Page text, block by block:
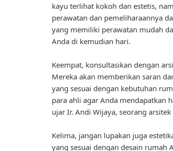
kayu terlihat kokoh dan estetis,
perawatan dan pemeliharaannya
yang memiliki perawatan mudah
Anda di kemudian hari.
Keempat, konsultasikan dengan
Mereka akan memberikan saran
yang sesuai dengan kebutuhan
para ahli agar Anda mendapatkan
ujar Ir. Andi Wijaya, seorang
Kelima, jangan lupakan juga
yang sesuai dengan desain rumah